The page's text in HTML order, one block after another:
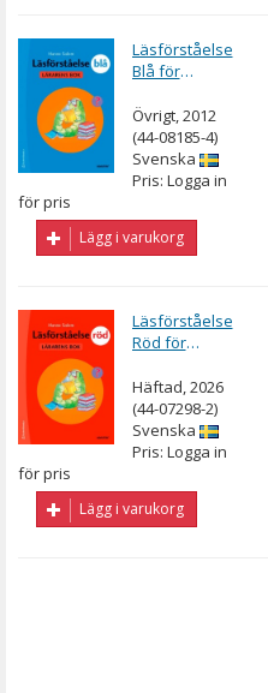
Läsförståelse
Blå för
Lärarens bok
Övrigt, 2012
(44-08185-4)
Svenska
Pris: Logga in
för pris
Lägg i varukorg
Läsförståelse
Röd för
Lärarens bok
Häftad, 2026
(44-07298-2)
Svenska
Pris: Logga in
för pris
Lägg i varukorg